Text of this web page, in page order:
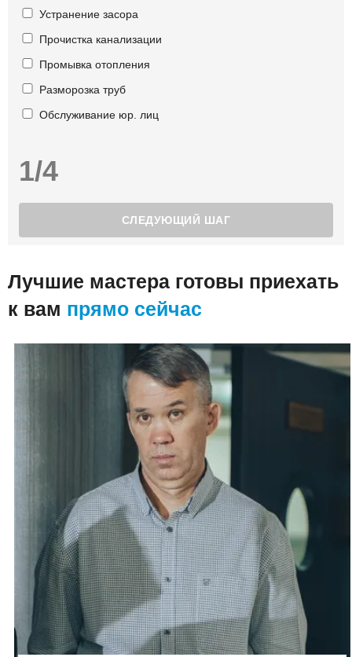
Устранение засора
Прочистка канализации
Промывка отопления
Разморозка труб
Обслуживание юр. лиц
1/4
Лучшие мастера готовы приехать
к вам прямо сейчас